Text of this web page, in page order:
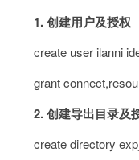
1.创建用户及授权
create user ilanni
grant
2.创建导出目录及
create directory